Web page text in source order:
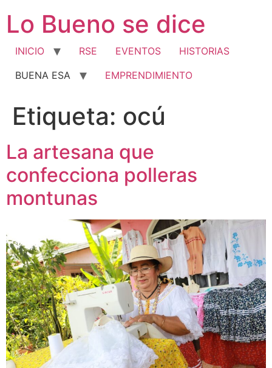
contenido
Lo Bueno se dice
INICIO RSE EVENTOS
HISTORIAS
BUENA ESA
EMPRENDIMIENTO
Etiqueta: ocú
La artesana que
confecciona polleras
montunas